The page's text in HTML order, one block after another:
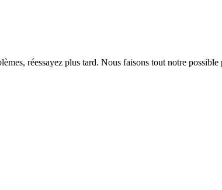
réessayez plus tard. Nous faisons tout notre